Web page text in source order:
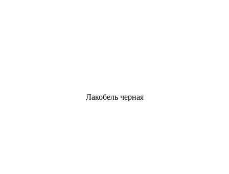
Лакобель черная